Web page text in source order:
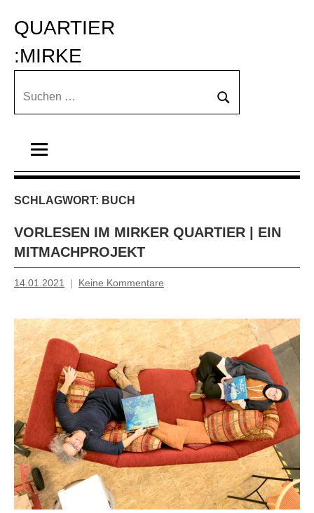
Inhalt
springen
QUARTIER
:MIRKE
Suchen
Suchen
SCHLAGWORT: BUCH
VORLESEN IM MIRKER QUARTIER | EIN
MITMACHPROJEKT
14.01.2021
Mosche
Keine Kommentare